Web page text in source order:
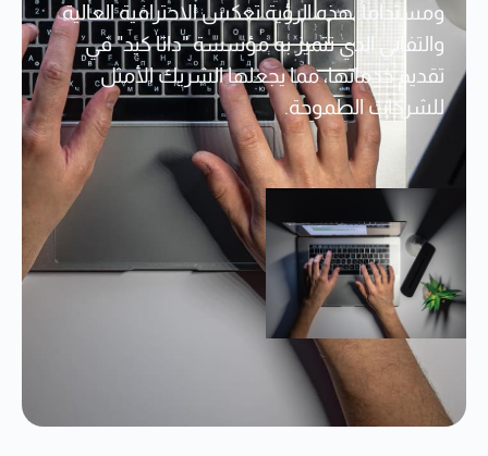
ومستداماً. هذه الرؤية تعكس الاحترافية العالية
والتفاني الذي تتميز به مؤسسة "داتا كيد" في
تقديم خدماتها، مما يجعلها الشريك الأمثل
للشركات الطموحة.